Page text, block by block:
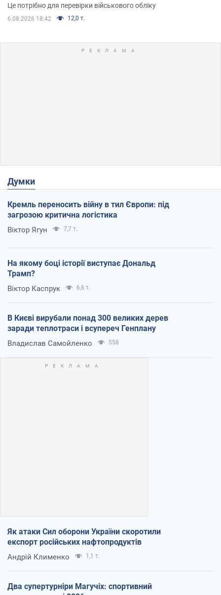
Це потрібно для перевірки військового обліку
6.08.2026 18:42 12,0 т.
Думки
Кремль переносить війну в тил Європи: під
загрозою критична логістика
Віктор Ягун 7,7 т.
На якому боці історії виступає Дональд
Трамп?
Віктор Каспрук 6,6 т.
В Києві вирубали понад 300 великих дерев
заради теплотраси і всупереч Генплану
Владислав Самойленко 558
Як атаки Сил оборони України скоротили
експорт російських нафтопродуктів
Андрій Клименко 1,1 т.
Два супертурніри Магучіх: спортивний